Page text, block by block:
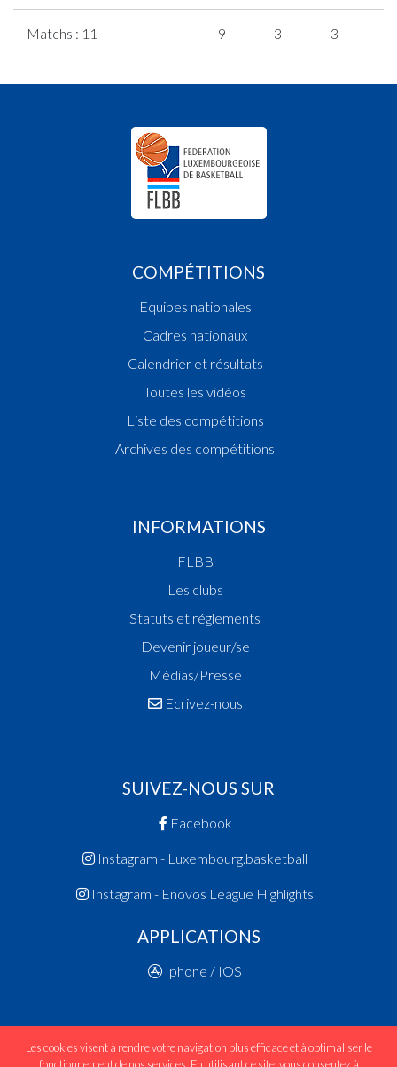
Matchs : 11 9 3 3
COMPÉTITIONS
Equipes nationales
Cadres nationaux
Calendrier et résultats
Toutes les vidéos
Liste des compétitions
Archives des compétitions
INFORMATIONS
FLBB
Les clubs
Statuts et réglements
Devenir joueur/se
Médias/Presse
Ecrivez-nous
SUIVEZ-NOUS SUR
Facebook
Instagram - Luxembourg.basketball
Instagram - Enovos League Highlights
APPLICATIONS
Iphone / IOS
Les cookies visent à rendre votre navigation plus efficace et à optimaliser le